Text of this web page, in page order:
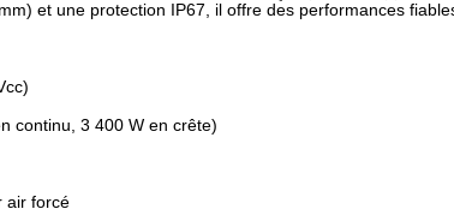
et une protection IP67, il offre des performances
continu, 3 400 W en crête)
air forcé